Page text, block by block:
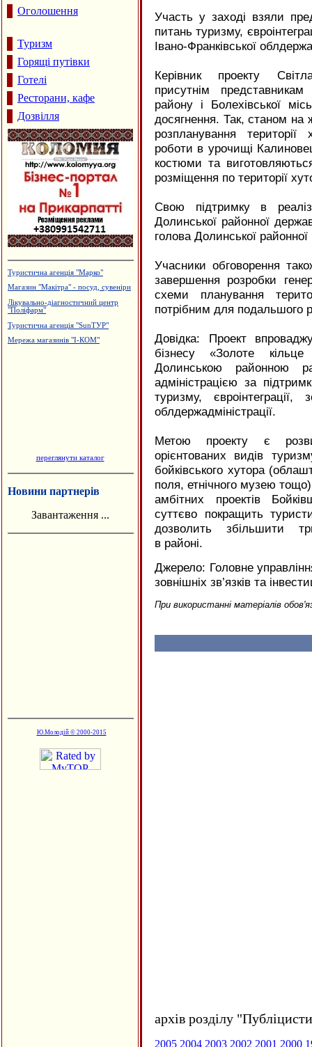
Оголошення
Туризм
Горящі путівки
Готелі
Ресторани, кафе
Дозвілля
Туристична агенція "Марко"
Магазин "Макітра" - посуд, сувеніри
Лікувально-діагностичний центр
"Поліфарм"
Туристична агенція "SunТУР"
Мережа магазинів "І-КОМ"
переглянути каталог
Новини партнерів
Завантаження ...
Ю.Молодій © 2000-2015
Участь у заході взяли
питань туризму,
Івано-Франківської
Керівник проекту
присутнім представникам
району і Болехівської
досягнення. Так, станом на
розпланування території
роботи в урочищі
костюми та
розміщення по території
Свою підтримку в
Долинської районної
голова Долинської
Учасники обговорення
завершення розробки
схеми планування
потрібним для подальшого
Довідка: Проект
бізнесу «Золоте
Долинською районною
адміністрацією за
туризму, євроінтеграції,
облдержадміністрації.
Метою проекту є
орієнтованих видів
бойківського хутора
поля, етнічного музею
амбітних проектів
суттєво покращить
дозволить збільшити
в районі.
Джерело: Головне
зовнішніх зв’язків та
При використанні матеріалів
архів розділу
2005 2004 2003 2002 2001 2000